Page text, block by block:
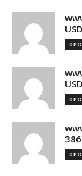
USD
0
USD
0
0